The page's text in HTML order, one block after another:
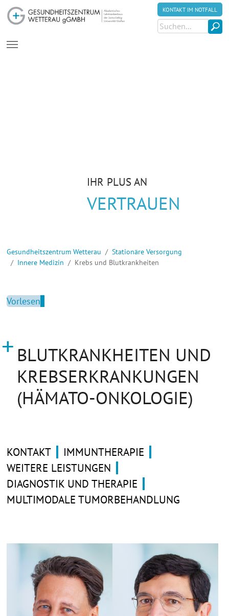
Zum Hauptinhalt springen
KONTAKT IM NOTFALL
IHR PLUS AN
VERTRAUEN
Gesundheitszentrum Wetterau
Stationäre Versorgung
Innere Medizin
Krebs und Blutkrankheiten
Vorlesen
BLUTKRANKHEITEN UND
KREBSERKRANKUNGEN
(HÄMATO-ONKOLOGIE)
KONTAKT
IMMUNTHERAPIE
WEITERE LEISTUNGEN
DIAGNOSTIK UND THERAPIE
MULTIMODALE TUMORBEHANDLUNG